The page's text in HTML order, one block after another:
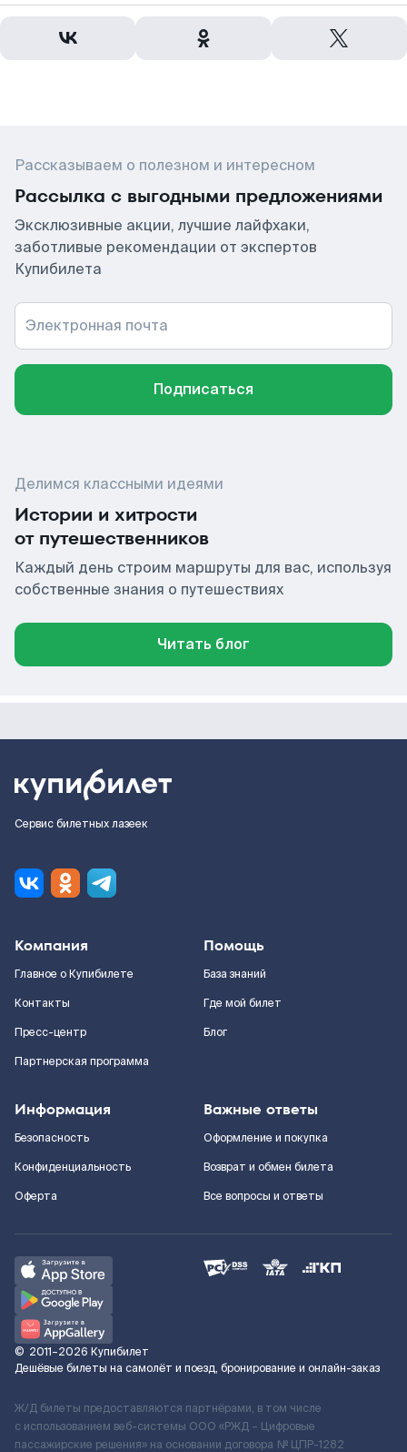
Рассказываем о полезном и интересном
Рассылка с выгодными предложениями
Эксклюзивные акции, лучшие лайфхаки,
заботливые рекомендации от экспертов
Купибилета
Электронная почта
Подписаться
Делимся классными идеями
Истории и хитрости
от путешественников
Каждый день строим маршруты для вас, используя
собственные знания о путешествиях
Читать блог
Сервис билетных лазеек
Компания
Главное о Купибилете
Контакты
Пресс-центр
Партнерская программа
Помощь
База знаний
Где мой билет
Блог
Информация
Безопасность
Конфиденциальность
Оферта
Важные ответы
Оформление и покупка
Возврат и обмен билета
Все вопросы и ответы
© 2011–2026 Купибилет
Дешёвые билеты на самолёт и поезд, бронирование и онлайн-заказ
Ж/Д билеты предоставляются партнёрами, в том числе
с использованием веб-системы ООО «РЖД – Цифровые
пассажирские решения» на основании договора № ЦПР-1282